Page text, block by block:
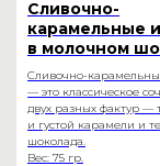
Сливочно-
карамельные
в молочном
Сливочно-
— это классическое
двух разных фактур —
и густой карамели и
шоколада.
Вес: 75 гр.